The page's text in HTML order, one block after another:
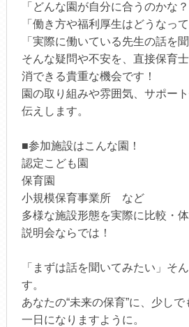
「どんな園が自分に合うのかな？
「働き方や福利厚生はどうなって
「実際に働いている先生の話を
そんな疑問や不安を、直接保育
消できる貴重な機会です！
園の取り組みや雰囲気、サポー
伝えします。
■参加施設はこんな園！
認定こども園
保育園
小規模保育事業所 など
多様な施設形態を実際に比較・
説明会ならでは！
「まずは話を聞いてみたい」そ
す。
あなたの“未来の保育”に、少し
一日になりますように。